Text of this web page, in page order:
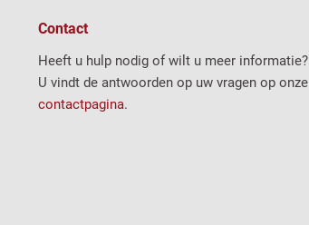
Contact
Heeft u hulp nodig of wilt u meer informatie?
U vindt de antwoorden op uw vragen op onze
contactpagina.